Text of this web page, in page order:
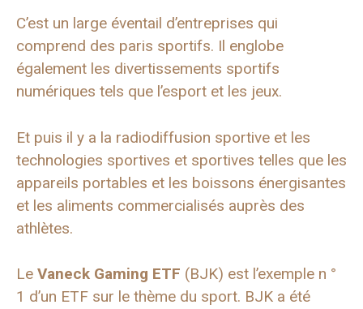
C’est un large éventail d’entreprises qui
comprend des paris sportifs. Il englobe
également les divertissements sportifs
numériques tels que l’esport et les jeux.
Et puis il y a la radiodiffusion sportive et les
technologies sportives et sportives telles que les
appareils portables et les boissons énergisantes
et les aliments commercialisés auprès des
athlètes.
Le Vaneck Gaming ETF (BJK) est l’exemple n °
1 d’un ETF sur le thème du sport. BJK a été